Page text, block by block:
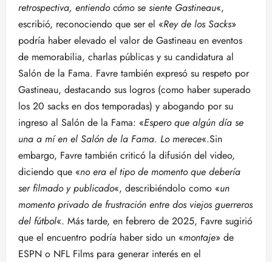
retrospectiva, entiendo cómo se siente Gastineau«,
escribió, reconociendo que ser el «Rey de los Sacks»
podría haber elevado el valor de Gastineau en eventos
de memorabilia, charlas públicas y su candidatura al
Salón de la Fama. Favre también expresó su respeto por
Gastineau, destacando sus logros (como haber superado
los 20 sacks en dos temporadas) y abogando por su
ingreso al Salón de la Fama: «Espero que algún día se
una a mí en el Salón de la Fama. Lo merece«.Sin
embargo, Favre también criticó la difusión del video,
diciendo que «no era el tipo de momento que debería
ser filmado y publicado«, describiéndolo como «un
momento privado de frustración entre dos viejos guerreros
del fútbol«. Más tarde, en febrero de 2025, Favre sugirió
que el encuentro podría haber sido un «montaje» de
ESPN o NFL Films para generar interés en el